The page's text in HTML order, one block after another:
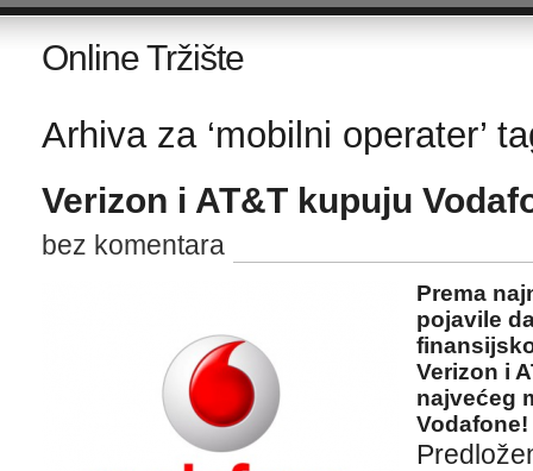
Online Tržište
Arhiva za ‘mobilni operater’
Verizon i AT&T kupuju
bez komentara
Prema
pojavile
Verizon i
najvećeg
Vodafone!